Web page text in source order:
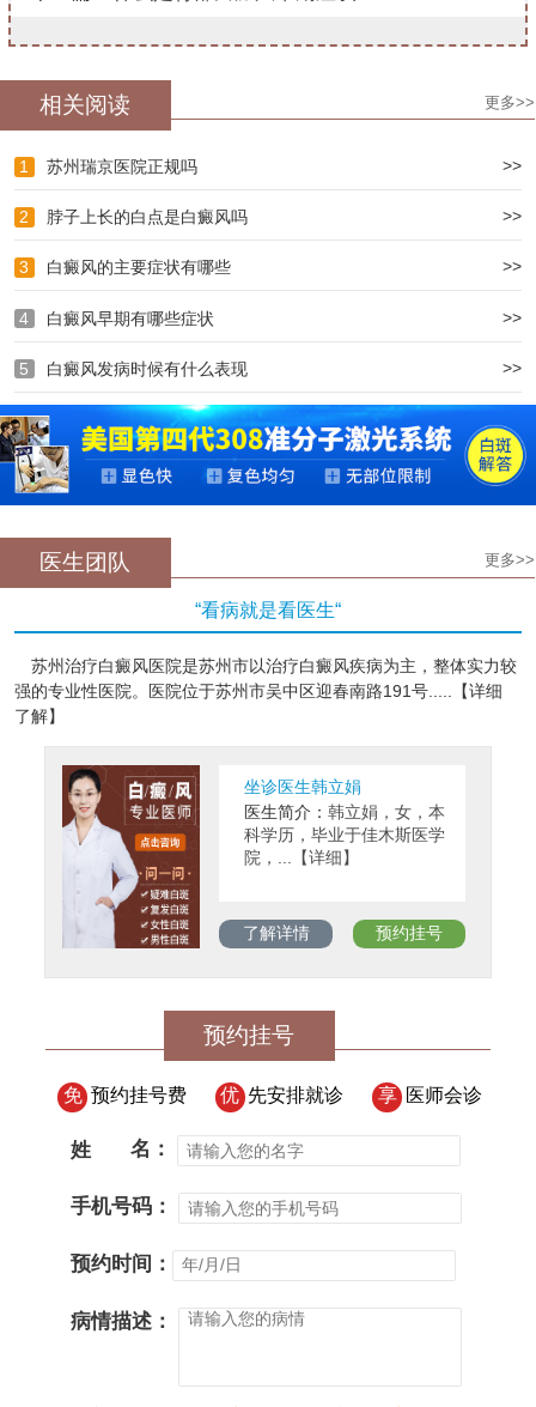
相关阅读 更多>>
1 苏州瑞京医院正规吗 >>
2 脖子上长的白点是白癜风吗 >>
3 白癜风的主要症状有哪些 >>
4 白癜风早期有哪些症状 >>
5 白癜风发病时候有什么表现 >>
医生团队 更多>>
“看病就是看医生“
苏州治疗白癜风医院是苏州市以治疗白癜风疾病为主，整体实力较
强的专业性医院。医院位于苏州市吴中区迎春南路191号.....【详细
了解】
坐诊医生韩立娟
医生简介： 韩立娟，女，本
科学历，毕业于佳木斯医学
院，...【详细】
了解详情 预约挂号
预约挂号
免 预约挂号费 优 先安排就诊 享 医师会诊
姓 名：
手机号码：
预约时间：
病情描述：